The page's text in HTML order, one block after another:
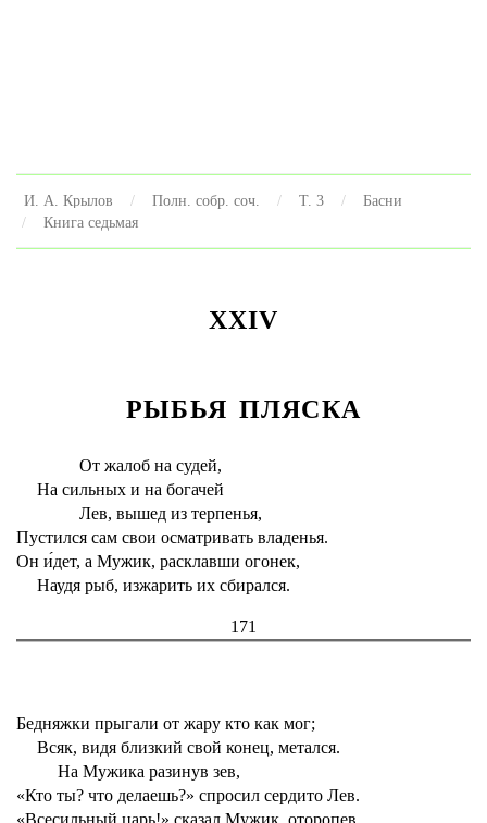
И. А. Крылов Полн. собр. соч. Т. 3
Басни
Книга седьмая
XXIV
РЫБЬЯ ПЛЯСКА
От жалоб на судей,
На сильных и на богачей
Лев, вышед из терпенья,
Пустился сам свои осматривать владенья.
Он и́дет, а Мужик, расклавши огонек,
Наудя рыб, изжарить их сбирался.
171
Бедняжки прыгали от жару кто как мог;
Всяк, видя близкий свой конец, метался.
На Мужика разинув зев,
«Кто ты? что делаешь?» спросил сердито Лев.
«Всесильный царь!» сказал Мужик, оторопев,